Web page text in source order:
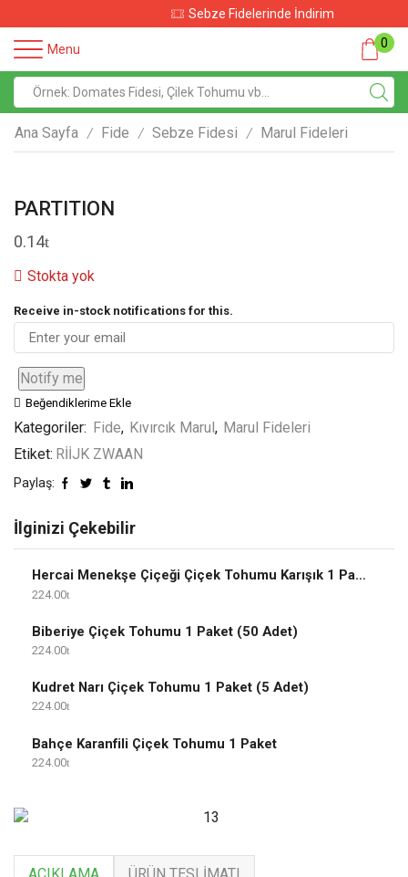
Sebze Fidelerinde İndirim
Menu 0
Ana Sayfa / Fide / Sebze Fidesi / Marul Fideleri
PARTITION
0.14
Stokta yok
Receive in-stock notifications for this.
Notify me
Beğendiklerime Ekle
Kategoriler: Fide, Kıvırcık Marul , Marul Fideleri
Etiket: RİİJK ZWAAN
Paylaş:
İlginizi Çekebilir
Hercai Menekşe Çiçeği Çiçek Tohumu Karışık 1 Paket
224.00
Biberiye Çiçek Tohumu 1 Paket (50 Adet)
224.00
Kudret Narı Çiçek Tohumu 1 Paket (5 Adet)
224.00
Bahçe Karanfili Çiçek Tohumu 1 Paket
224.00